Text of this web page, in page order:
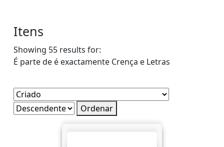
Itens
Showing 55 results for:
É parte de é exactamente Crença e Letras
Ordenar